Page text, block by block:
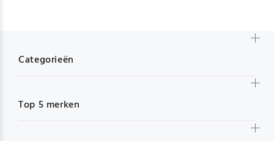
Categorieën
Top 5 merken